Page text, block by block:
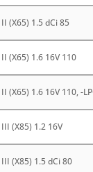
(X65) 1.5 dCi 85
(X65) 1.6 16V 110
(X65) 1.6 16V 110, -
(X85) 1.2 16V
(X85) 1.5 dCi 80